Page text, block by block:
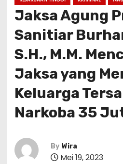
Jaksa Agung
Sanitiar
S.H., M.M.
Jaksa yang
Keluarga
Narkoba 35
By Wira
Mei 19, 2023